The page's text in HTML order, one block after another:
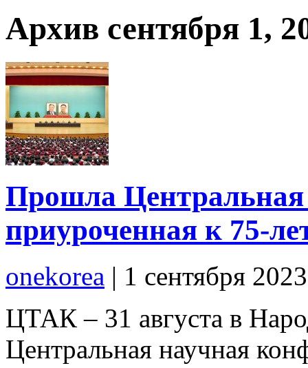
Архив сентября 1,
Прошла Центральная
приуроченная к 75-
onekorea | 1 сентября 2023
ЦТАК – 31 августа в
Центральная научная